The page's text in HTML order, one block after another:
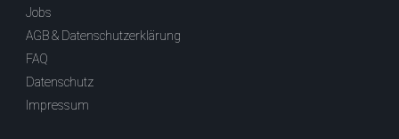
Jobs
AGB & Datenschutzerklärung
FAQ
Datenschutz
Impressum